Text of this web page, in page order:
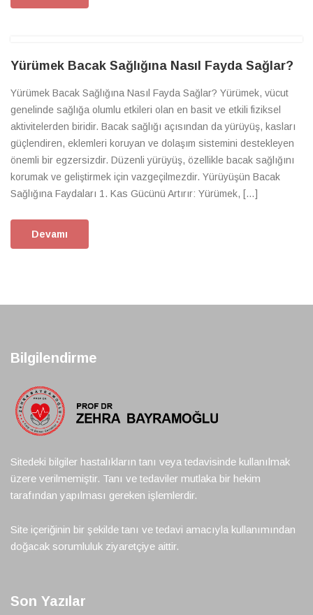
Yürümek Bacak Sağlığına Nasıl Fayda Sağlar?
Yürümek Bacak Sağlığına Nasıl Fayda Sağlar? Yürümek, vücut
genelinde sağlığa olumlu etkileri olan en basit ve etkili fiziksel
aktivitelerden biridir. Bacak sağlığı açısından da yürüyüş, kasları
güçlendiren, eklemleri koruyan ve dolaşım sistemini destekleyen
önemli bir egzersizdir. Düzenli yürüyüş, özellikle bacak sağlığını
korumak ve geliştirmek için vazgeçilmezdir. Yürüyüşün Bacak
Sağlığına Faydaları 1. Kas Gücünü Artırır: Yürümek, […]
Devamı
Bilgilendirme
Sitedeki bilgiler hastalıkların tanı veya tedavisinde kullanılmak
üzere verilmemiştir. Tanı ve tedaviler mutlaka bir hekim
tarafından yapılması gereken işlemlerdir.
Site içeriğinin bir şekilde tanı ve tedavi amacıyla kullanımından
doğacak sorumluluk ziyaretçiye aittir.
Son Yazılar